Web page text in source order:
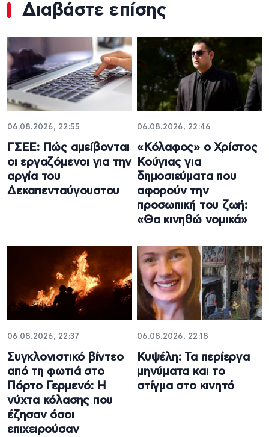
Διαβάστε επίσης
06.08.2026, 22:55
ΓΣΕΕ: Πώς αμείβονται
οι εργαζόμενοι για την
αργία του
Δεκαπενταύγουστου
06.08.2026, 22:46
«Κόλαφος» ο Χρίστος
Κούγιας για
δημοσιεύματα που
αφορούν την
προσωπική του ζωή:
«Θα κινηθώ νομικά»
06.08.2026, 22:37
Συγκλονιστικό βίντεο
από τη φωτιά στο
Πόρτο Γερμενό: Η
νύχτα κόλασης που
έζησαν όσοι
επιχειρούσαν
06.08.2026, 22:18
Κυψέλη: Τα περίεργα
μηνύματα και το
στίγμα στο κινητό